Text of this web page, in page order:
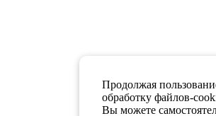
Продолжая
обработку файлов-
Вы можете